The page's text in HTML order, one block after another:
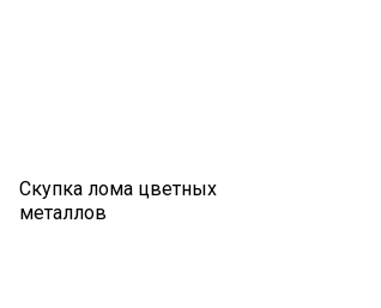
Скупка лома цветных
металлов